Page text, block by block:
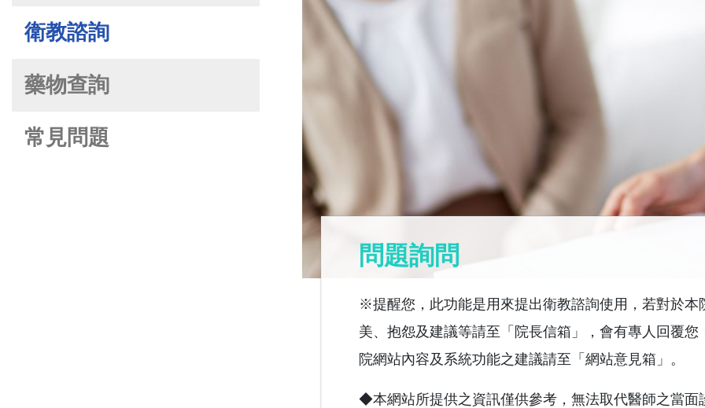
衛教諮詢
藥物查詢
常見問題
問題詢問
※提醒您，此功能是用來提出衛教諮詢使用，若對於本
美、抱怨及建議等請至「院長信箱」，會有專人回覆您
院網站內容及系統功能之建議請至「網站意見箱」。
◆本網站所提供之資訊僅供參考，無法取代醫師之當面